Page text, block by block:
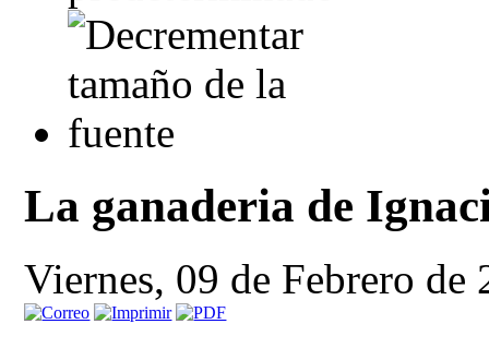
La ganaderia de
Viernes, 09 de Febrero de